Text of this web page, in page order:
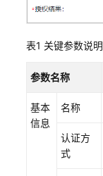
AR+交
机
组
场
景
表1 关键参数说明
参数名称
基本
信息
名称
认证方
式